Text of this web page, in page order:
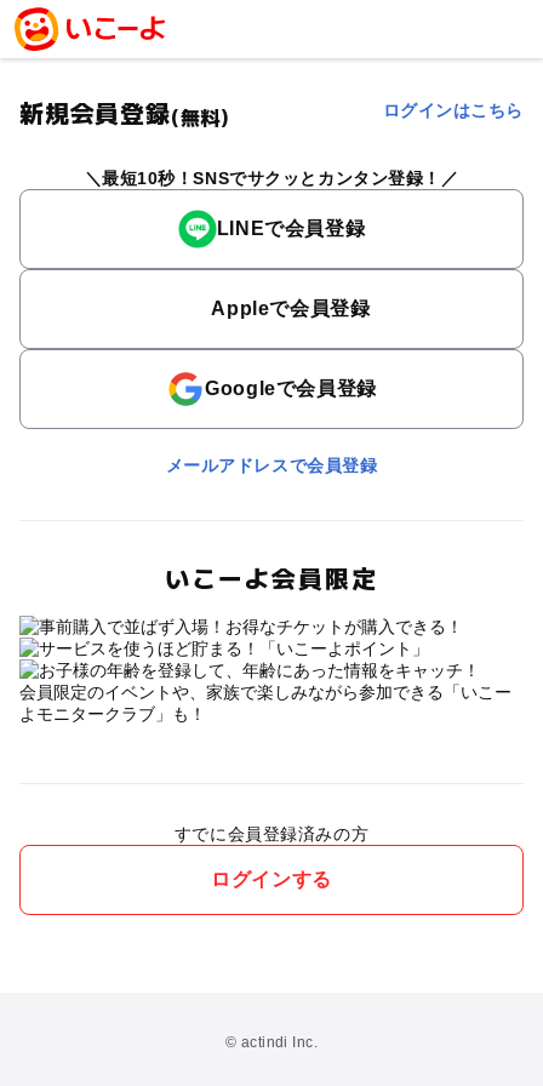
新規会員登録(無料) ログインはこちら
最短10秒！SNSでサクッとカンタン登録！
LINEで会員登録
Appleで会員登録
Googleで会員登録
メールアドレスで会員登録
いこーよ会員限定
会員限定のイベントや、家族で楽しみながら参加できる「いこー
よモニタークラブ」も！
すでに会員登録済みの方
ログインする
© actindi Inc.